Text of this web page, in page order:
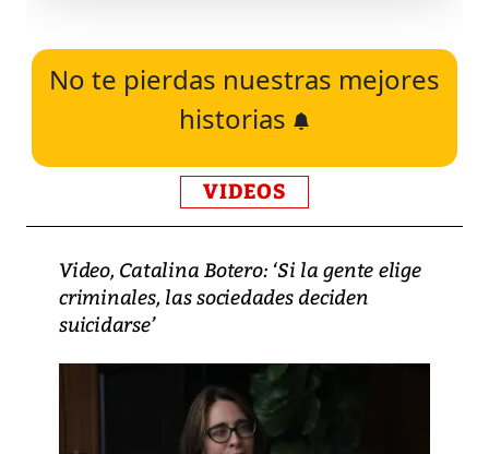
No te pierdas nuestras mejores
historias
VIDEOS
Video, Catalina Botero: ‘Si la gente elige
criminales, las sociedades deciden
suicidarse’